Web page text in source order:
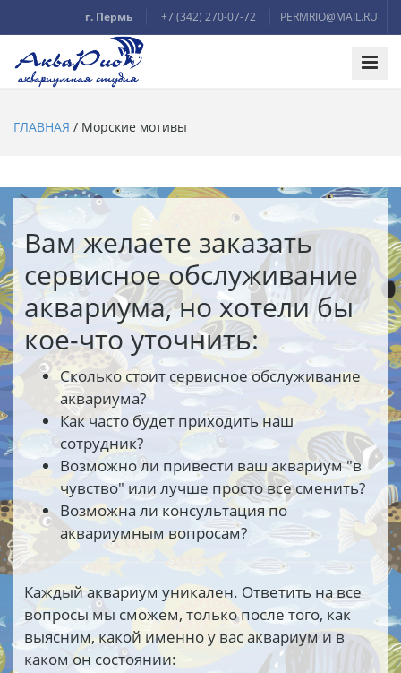
г. Пермь +7 (342) 270-07-72 PERMRIO@MAIL.RU
ГЛАВНАЯ / Морские мотивы
Вам желаете заказать
сервисное обслуживание
аквариума, но хотели бы
кое-что уточнить:
Сколько стоит сервисное обслуживание
аквариума?
Как часто будет приходить наш
сотрудник?
Возможно ли привести ваш аквариум "в
чувство" или лучше просто все сменить?
Возможна ли консультация по
аквариумным вопросам?
Каждый аквариум уникален. Ответить на все
вопросы мы сможем, только после того, как
выясним, какой именно у вас аквариум и в
каком он состоянии: